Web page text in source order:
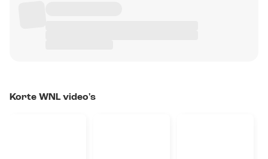
Korte WNL video's